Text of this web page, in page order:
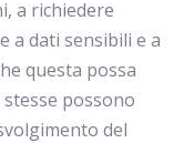
a richiedere
a dati sensibili e a
questa possa
possono
del